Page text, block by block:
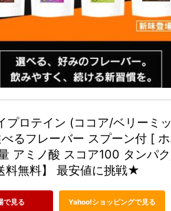
プロテイン (ココア/ベリーミ
るフレーバー スプーン付 [
アミノ酸 スコア100 タンパ
料無料】 最安値に挑戦★
で見る Yahoo!ショッピングで見る